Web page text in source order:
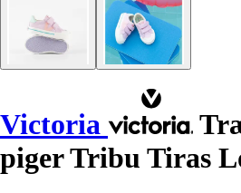
Victoria
piger Tribu Tiras